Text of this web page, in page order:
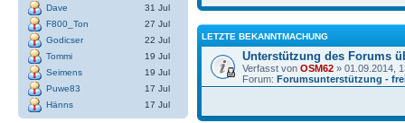
Dave
31 Jul
F800_Ton
27 Jul
Godicser
22 Jul
Tommi
19 Jul
Seimens
19 Jul
Puwe83
17 Jul
Hänns
17 Jul
LETZTE BEKANNTMACHUNG
Unterstützung des Forums
Verfasst von OSM62 » 01.09.2014,
Forum: Forumsunterstützung -